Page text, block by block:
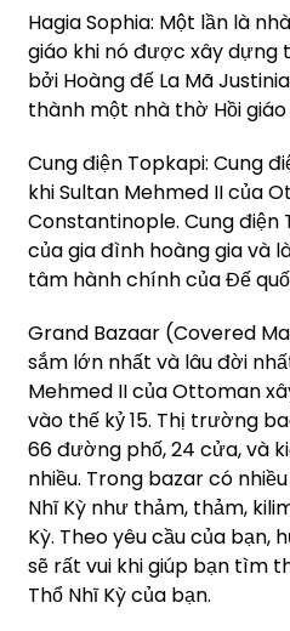
Hagia Sophia: Một lần là
giáo khi nó được xây dựng
bởi Hoàng đế La Mã
thành một nhà thờ Hồi
Cung điện Topkapi: Cung
khi Sultan Mehmed II của
Constantinople. Cung điện
của gia đình hoàng gia và
tâm hành chính của Đế
Grand Bazaar (Covered
sắm lớn nhất và lâu đời
Mehmed II của Ottoman
vào thế kỷ 15. Thị trường
66 đường phố, 24 cửa, và
nhiều. Trong bazar có
Nhĩ Kỳ như thảm, thảm,
Kỳ. Theo yêu cầu của bạn,
sẽ rất vui khi giúp bạn tìm
Thổ Nhĩ Kỳ của bạn.